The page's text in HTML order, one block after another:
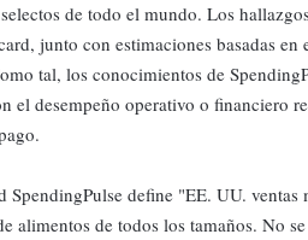
de todo el mundo. Los
junto con estimaciones basadas
tal, los conocimientos de
el desempeño operativo o financiero
SpendingPulse define "EE. UU.
alimentos de todos los tamaños. No